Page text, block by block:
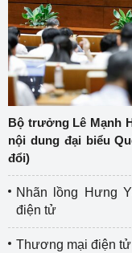
Bộ trưởng Lê Mạnh
nội dung đại biểu
đổi)
Nhãn lồng Hưng
điện tử
Thương mại điện